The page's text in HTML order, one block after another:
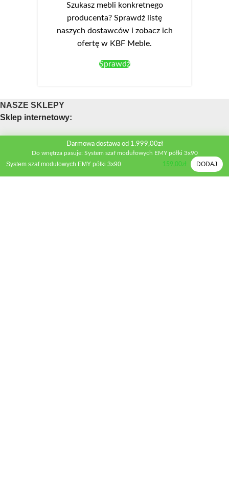
Szukasz mebli konkretnego
producenta? Sprawdź listę
naszych dostawców i zobacz ich
ofertę w KBF Meble.
Sprawdź
NASZE SKLEPY
Sklep internetowy:
Obsługa telefoniczna sklepu
Telefon:+48 533 312 041
Darmowa dostawa od 1.999,00zł
Do wnętrza pasuje: System szaf modułowych EMY półki 3x90
System szaf modułowych EMY półki 3x90 159,00zł DODAJ